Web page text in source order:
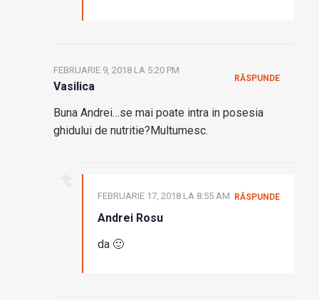
Vasilica
FEBRUARIE 9, 2018 LA 5:20 PM
Buna Andrei…se mai poate intra in posesia
ghidului de nutritie?Multumesc.
RĂSPUNDE
Andrei Rosu
FEBRUARIE 17, 2018 LA 8:55 AM
da 🙂
RĂSPUNDE